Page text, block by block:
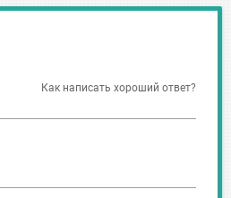
Как написать хороший ответ?